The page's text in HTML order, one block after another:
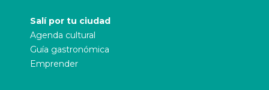
Salí por tu ciudad
Agenda cultural
Guía gastronómica
Emprender